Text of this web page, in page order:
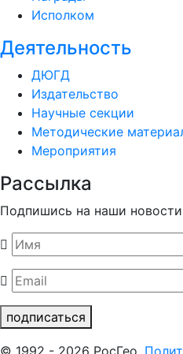
Исполком
Деятельность
ДЮГД
Издательство
Научные секции
Методические
Мероприятия
Рассылка
Подпишись на наши новости
подписаться
© 1992 - 2026 РосГео.